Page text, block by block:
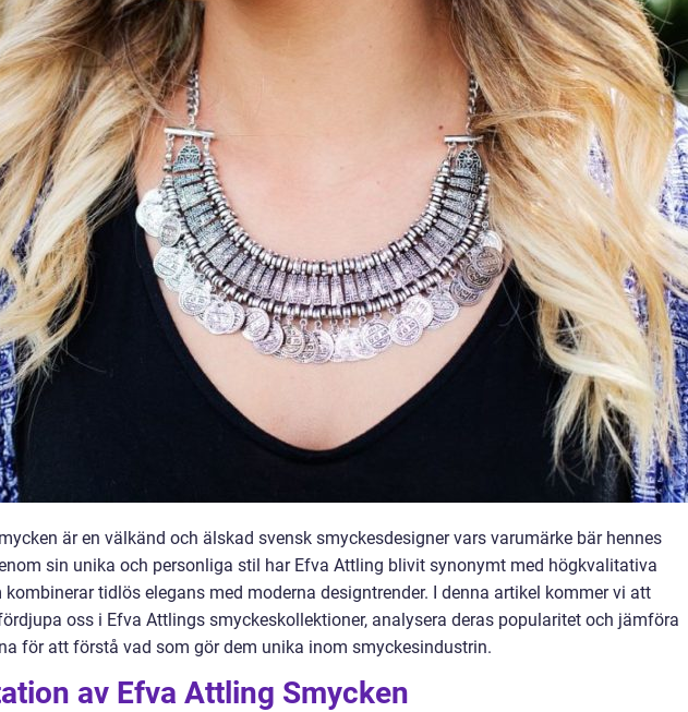
är en välkänd och älskad svensk smyckesdesigner vars varumärke bär hennes
sin unika och personliga stil har Efva Attling blivit synonymt med högkvalitativa
tidlös elegans med moderna designtrender. I denna artikel kommer vi att
oss i Efva Attlings smyckeskollektioner, analysera deras popularitet och jämföra
för att förstå vad som gör dem unika inom smyckesindustrin.
av Efva Attling Smycken